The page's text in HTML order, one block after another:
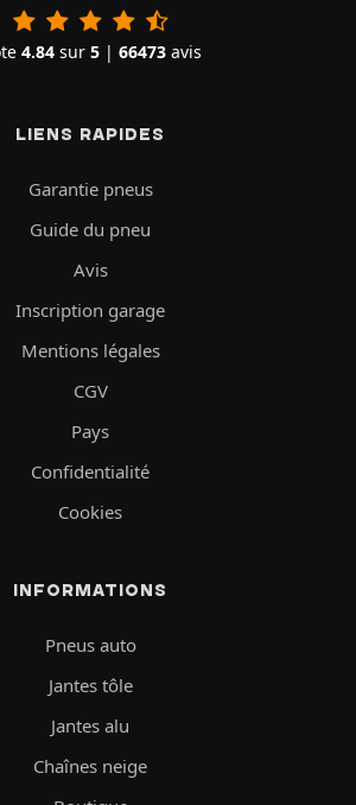
4.84 sur 5 | 66473 avis
LIENS RAPIDES
Garantie pneus
Guide du pneu
Avis
Inscription garage
Mentions légales
CGV
Pays
Confidentialité
Cookies
INFORMATIONS
Pneus auto
Jantes tôle
Jantes alu
Chaînes neige